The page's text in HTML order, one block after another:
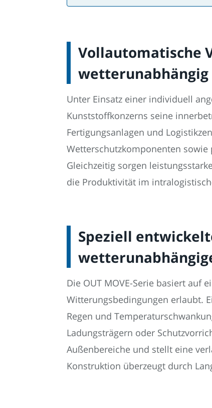
Vollautomatische
Unter Einsatz einer individuell
Kunststoffkonzerns seine
Fertigungsanlagen und
Wetterschutzkomponenten sowie
Gleichzeitig sorgen
die Produktivität im
Speziell
Die OUT MOVE-Serie basiert auf
Witterungsbedingungen erlaubt.
Regen und
Ladungsträgern oder
Außenbereiche und stellt eine
Konstruktion überzeugt durch